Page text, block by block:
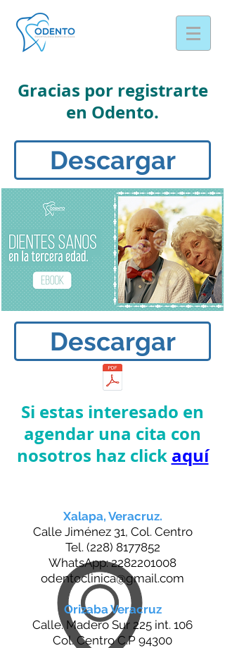
Descargar
Descargar
Si estas interesado en
agendar una cita con
nosotros haz click aquí
Gracias por registrarte
en Odento.
Xalapa, Veracruz.
Calle Jiménez 31, Col. Centro
Tel. (228) 8177852
WhatsApp:2282201008
odentoclinica@gmail.com
Orizaba Veracruz
Calle. Madero Sur 225 int. 106
Col. Centro C.P 94300